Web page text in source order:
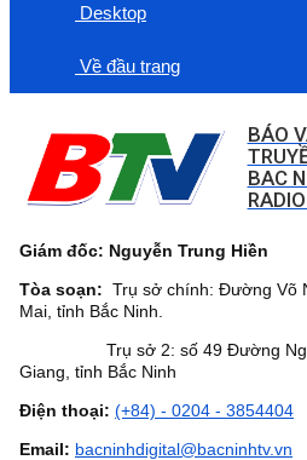
Desktop
Về đầu trang
BÁO
BAC
Giám đốc: Nguyễn Trung Hiền
Tòa soạn: Trụ sở chính: Đường Võ
Mai, tỉnh Bắc Ninh.
Trụ sở 2: số 49 Đường
Giang, tỉnh Bắc Ninh
Điện thoại: (+84) - 0204 - 3854404
Email: bacninhdigital@bacninhtv.vn